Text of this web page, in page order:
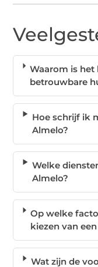
Waarom is
betrouwbare
Hoe schrijf ik
Almelo?
Welke
Almelo?
Op welke
kiezen van
Wat zijn de